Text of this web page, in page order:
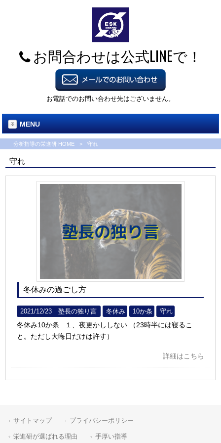
お問合わせは公式LINEで！
お電話でのお問い合わせ先はございません。
MENU
分析指導の栄進研 HOME > 守れ
守れ
冬休みの過ごし方
2021/12/23｜塾長の独り言 冬休み 10か条 守れ
冬休み10か条 １、夜更かししない （23時半には寝るこ
と。ただし大晦日だけは許す）
詳細はこちら
サイトマップ プライバシーポリシー
栄進研が選ばれる理由 手厚い指導